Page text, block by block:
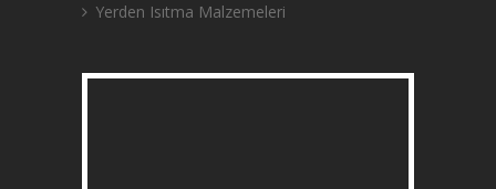
Yerden Isıtma Malzemeleri